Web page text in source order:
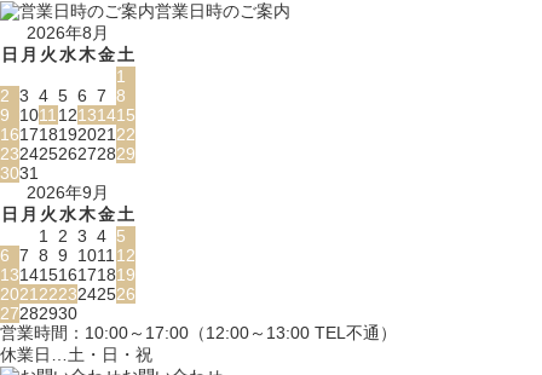
営業日時のご案内
2026年8月
日 月 火水木金土
1
2 3 4 5 6 7 8
9
101112131415
16171819202122
23242526272829
3031
2026年9月
日 月 火水木金土
1 2 3 4 5
6 7 8 9 101112
13141516171819
20212223242526
27282930
営業時間：10:00～17:00（12:00～13:00 TEL不通）
休業日…土・日・祝